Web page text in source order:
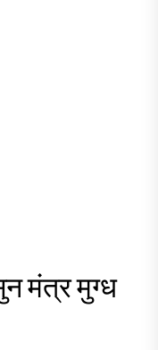
मंत्र मुग्ध